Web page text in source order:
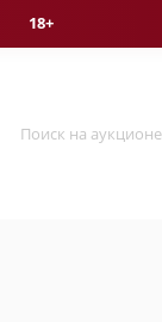
18+
Поиск на аукционе